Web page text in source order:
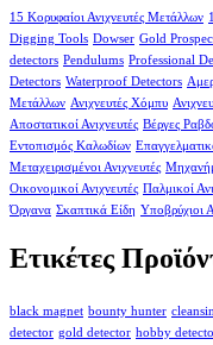
15 Κορυφαίοι Ανιχνευτές Μετάλλων
Digging Tools Dowser Gold
detectors Pendulums Professional
Detectors Waterproof Detectors
Μετάλλων Ανιχνευτές Χόμπυ
Αποστατικοί Ανιχνευτές Βέργες
Εντοπισμός Καλωδίων
Μεταχειρισμένοι Ανιχνευτές
Οικονομικοί Ανιχνευτές Παλμικοί
Όργανα Σκαπτικά Είδη Υποβρύχιοι
Ετικέτες
black magnet bounty hunter
detector gold detector hobby